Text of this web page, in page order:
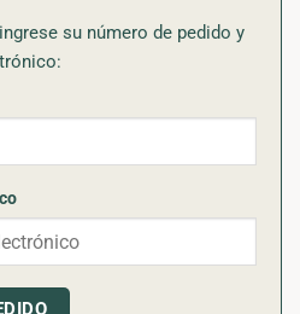
su número de pedido y